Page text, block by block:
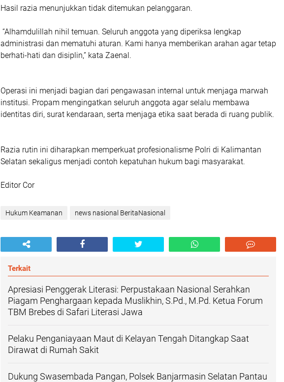
Hasil razia menunjukkan tidak ditemukan pelanggaran.
“Alhamdulillah nihil temuan. Seluruh anggota yang diperiksa lengkap
administrasi dan mematuhi aturan. Kami hanya memberikan arahan agar tetap
berhati-hati dan disiplin,” kata Zaenal.
Operasi ini menjadi bagian dari pengawasan internal untuk menjaga marwah
institusi. Propam mengingatkan seluruh anggota agar selalu membawa
identitas diri, surat kendaraan, serta menjaga etika saat berada di ruang publik.
Razia rutin ini diharapkan memperkuat profesionalisme Polri di Kalimantan
Selatan sekaligus menjadi contoh kepatuhan hukum bagi masyarakat.
Editor Cor
Hukum Keamanan news nasional BeritaNasional
Terkait
Apresiasi Penggerak Literasi: Perpustakaan Nasional Serahkan
Piagam Penghargaan kepada Muslikhin, S.Pd., M.Pd. Ketua Forum
TBM Brebes di Safari Literasi Jawa
Pelaku Penganiayaan Maut di Kelayan Tengah Ditangkap Saat
Dirawat di Rumah Sakit
Dukung Swasembada Pangan, Polsek Banjarmasin Selatan Pantau